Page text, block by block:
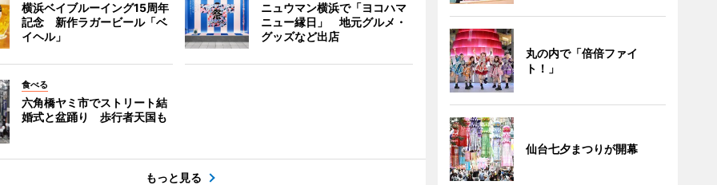
横浜ベイブルーイング15周年
記念 新作ラガービール「ベ
イヘル」
ニュウマン横浜で「ヨコハマ
ニュー縁日」 地元グルメ・
グッズなど出店
食べる
六角橋ヤミ市でストリート結
婚式と盆踊り 歩行者天国も
もっと見る
丸の内で「倍倍ファイ
ト！」
仙台七夕まつりが開幕